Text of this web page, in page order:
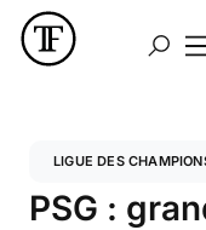
LIGUE DES
PSG :